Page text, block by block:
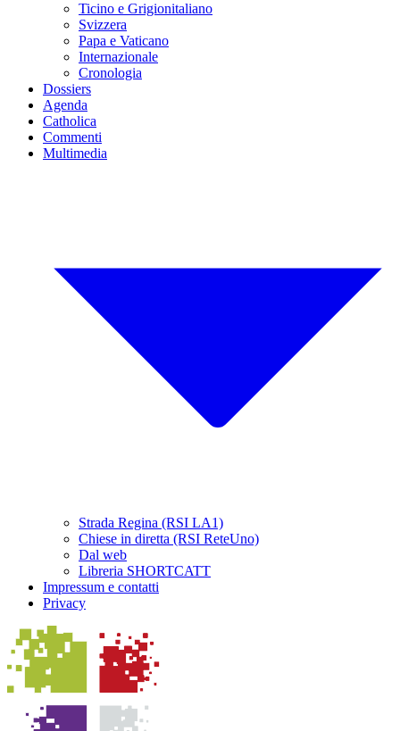
Ticino e Grigionitaliano
Svizzera
Papa e Vaticano
Internazionale
Cronologia
Dossiers
Agenda
Catholica
Commenti
Multimedia
Strada Regina (RSI LA1)
Chiese in diretta (RSI ReteUno)
Dal web
Libreria SHORTCATT
Impressum e contatti
Privacy